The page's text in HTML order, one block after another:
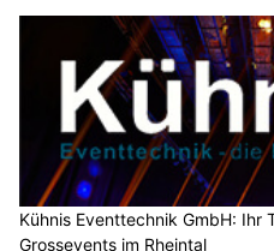
Kühnis Eventtechnik GmbH: Ihr
Grossevents im Rheintal